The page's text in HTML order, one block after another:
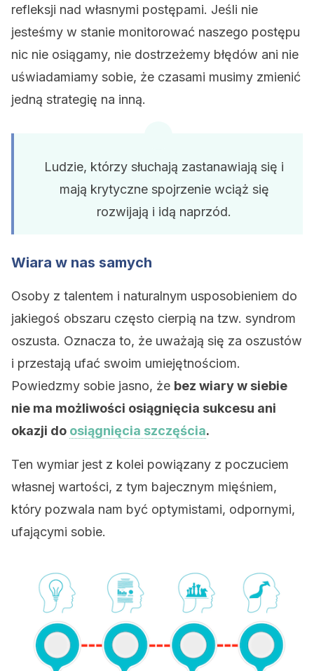
refleksji nad własnymi postępami. Jeśli nie
jesteśmy w stanie monitorować naszego postępu
nic nie osiągamy, nie dostrzeżemy błędów ani nie
uświadamiamy sobie, że czasami musimy zmienić
jedną strategię na inną.
Ludzie, którzy słuchają zastanawiają się i
mają krytyczne spojrzenie wciąż się
rozwijają i idą naprzód.
Wiara w nas samych
Osoby z talentem i naturalnym usposobieniem do
jakiegoś obszaru często cierpią na tzw. syndrom
oszusta. Oznacza to, że uważają się za oszustów
i przestają ufać swoim umiejętnościom.
Powiedzmy sobie jasno, że bez wiary w siebie
nie ma możliwości osiągnięcia sukcesu ani
okazji do osiągnięcia szczęścia.
Ten wymiar jest z kolei powiązany z poczuciem
własnej wartości, z tym bajecznym mięśniem,
który pozwala nam być optymistami, odpornymi,
ufającymi sobie.